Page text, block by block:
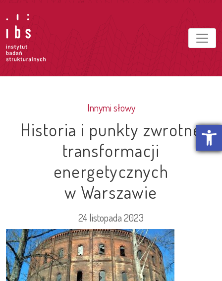
Otwórz
Innymi słowy
Historia i punkty zwrotne
transformacji
energetycznych
w Warszawie
24 listopada 2023